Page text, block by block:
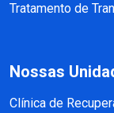
Tratamento de
Nossas
Clínica de